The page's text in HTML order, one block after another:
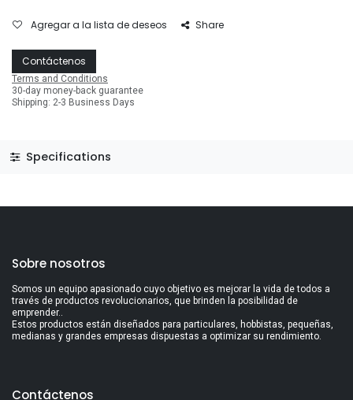
Agregar a la lista de deseos Share
Contáctenos
Terms and Conditions
30-day money-back guarantee
Shipping: 2-3 Business Days
Specifications
Sobre nosotros
Somos un equipo apasionado cuyo objetivo es mejorar la vida de todos a
través de productos revolucionarios, que brinden la posibilidad de
emprender..
Estos productos están diseñados para particulares, hobbistas, pequeñas,
medianas y grandes empresas dispuestas a optimizar su rendimiento.
Contáctenos